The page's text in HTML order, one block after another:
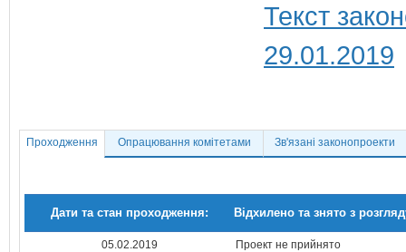
Текст
29.01.2019
Проходження Опрацювання комітетами Зв'язані законопроекти
Дати та стан проходження: Відхилено та знято з
05.02.2019
Проект не прийнято